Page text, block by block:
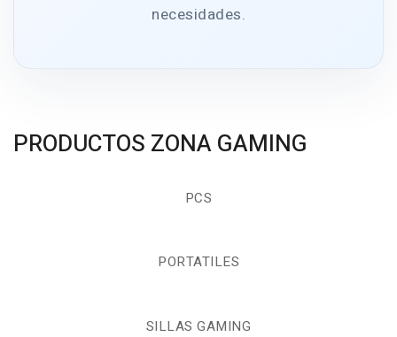
necesidades.
PRODUCTOS ZONA GAMING
PCS
PORTATILES
SILLAS GAMING